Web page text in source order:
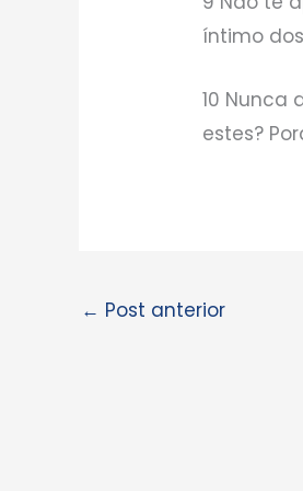
íntimo
10 Nunca
estes?
← Post anterior